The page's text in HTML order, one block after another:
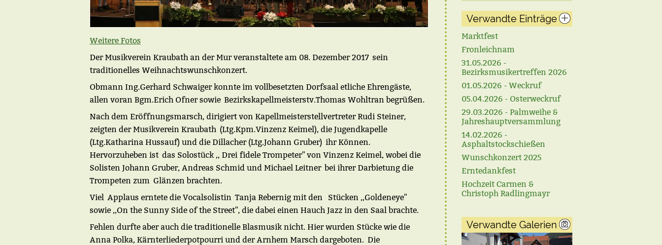
Weitere Fotos
Der Musikverein Kraubath an der Mur veranstaltete am 08. Dezember 2017 sein
traditionelles Weihnachtswunschkonzert.
Obmann Ing.Gerhard Schwaiger konnte im vollbesetzten Dorfsaal etliche Ehrengäste,
allen voran Bgm.Erich Ofner sowie Bezirkskapellmeisterstv.Thomas Wohltran begrüßen.
Nach dem Eröffnungsmarsch, dirigiert von Kapellmeisterstellvertreter Rudi Steiner,
zeigten der Musikverein Kraubath (Ltg.Kpm.Vinzenz Keimel), die Jugendkapelle
(Ltg.Katharina Hussauf) und die Dillacher (Ltg.Johann Gruber) ihr Können.
Hervorzuheben ist das Solostück ,, Drei fidele Trompeter'' von Vinzenz Keimel, wobei die
Solisten Johann Gruber, Andreas Schmid und Michael Leitner bei ihrer Darbietung die
Trompeten zum Glänzen brachten.
Viel Applaus erntete die Vocalsolistin Tanja Rebernig mit den Stücken ,,Goldeneye''
sowie ,,On the Sunny Side of the Street'', die dabei einen Hauch Jazz in den Saal brachte.
Fehlen durfte aber auch die traditionelle Blasmusik nicht. Hier wurden Stücke wie die
Anna Polka, Kärnterliederpotpourri und der Arnhem Marsch dargeboten. Die
Verwandte Einträge
Marktfest
Fronleichnam
31.05.2026 -
Bezirksmusikertreffen 2026
01.05.2026 - Weckruf
05.04.2026 - Osterweckruf
29.03.2026 - Palmweihe &
Jahreshauptversammlung
14.02.2026 -
Asphaltstockschießen
Wunschkonzert 2025
Erntedankfest
Hochzeit Carmen &
Christoph Radlingmayr
Verwandte Galerien